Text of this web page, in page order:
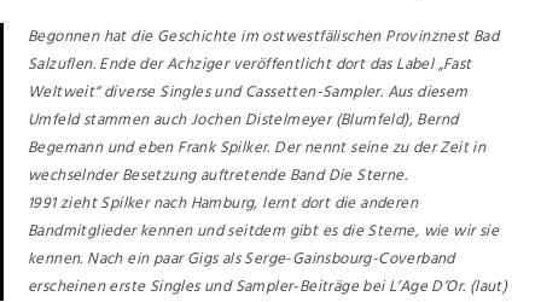
Begonnen hat die Geschichte im ostwestfälischen Provinznest Bad
Salzuflen. Ende der Achziger veröffentlicht dort das Label „Fast
Weltweit“ diverse Singles und Cassetten-Sampler. Aus diesem
Umfeld stammen auch Jochen Distelmeyer (Blumfeld), Bernd
Begemann und eben Frank Spilker. Der nennt seine zu der Zeit in
wechselnder Besetzung auftretende Band Die Sterne.
1991 zieht Spilker nach Hamburg, lernt dort die anderen
Bandmitglieder kennen und seitdem gibt es die Sterne, wie wir sie
kennen. Nach ein paar Gigs als Serge-Gainsbourg-Coverband
erscheinen erste Singles und Sampler-Beiträge bei L’Age D’Or. (laut)